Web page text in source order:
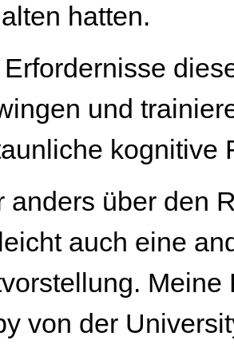
hatten.
und
kognitive
anders über den
auch eine
Meine
von der